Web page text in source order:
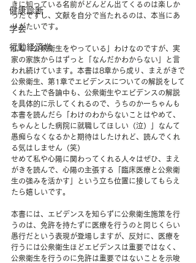
健康診断
学会
行動経済学
きに知っている名前がどんどん出てくるのは楽しか
ったですし、文献を自分で当たれるのは、本当にあ
りがたいです。
私も「公衆衛生をやっている」わけなのですが、実
家の家族からはずっと「なんだかわからない」と言
われ続けています。本書は8章から成り、まえがきで
公衆衛生、第1章でエビデンスについての解説をして
くれた上で各論中も、公衆衛生やエビデンスの解説
を具体的に示してくれるので、うちのかーちゃんも
本書を読んだら「わけのわからないことはやめて、
ちゃんとした病院に就職してほしい（泣）」なんて
愚痴らなくなるかと期待はしたけれど、読んでくれ
る気はしません（笑）
せめて私や心陽に関わってくれる人々はぜひ、まえ
がきを読んで、心陽の主張する「臨床医療と公衆衛
生の強みを活かす」という立ち位置に接してもらえ
たら嬉しいです。
本書には、エビデンスを知らずに公衆衛生施策を行
うのは、免許を持たずに医療を行うのと同じくらい
愚行だという表現が登場しますが、反対に、医療を
行うには公衆衛生ほどエビデンスは重要ではなく、
公衆衛生を行うのに免許は重要ではないことを示唆